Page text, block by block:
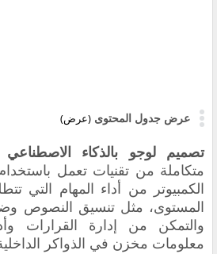
عرض جدول المحتوى (عرض)
تصميم لوجو بالذكاء الاصطناعي
متكاملة من تقنيات تعمل
الكمبيوتر من أداء المهام التي
المستوى، مثل تنسيق النصوص
والتمكن من إدارة القرارات
معلومات مخزن في الذواكر